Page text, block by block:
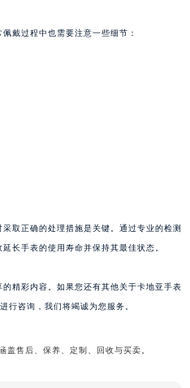
戴过程中也需要注意一些细节：
取正确的处理措施是关键。通过专业的检测
长手表的使用寿命并保持其最佳状态。
的精彩内容。如果您还有其他关于卡地亚手表
行咨询，我们将竭诚为您服务。